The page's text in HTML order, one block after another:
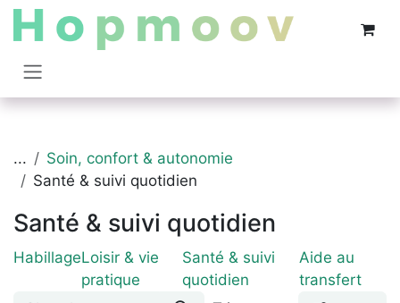
Se rendre au contenu
...
Soin, confort & autonomie
Santé & suivi quotidien
Santé & suivi quotidien
HabillageLoisir & vie
pratique
Santé & suivi
quotidien
Aide au
transfert